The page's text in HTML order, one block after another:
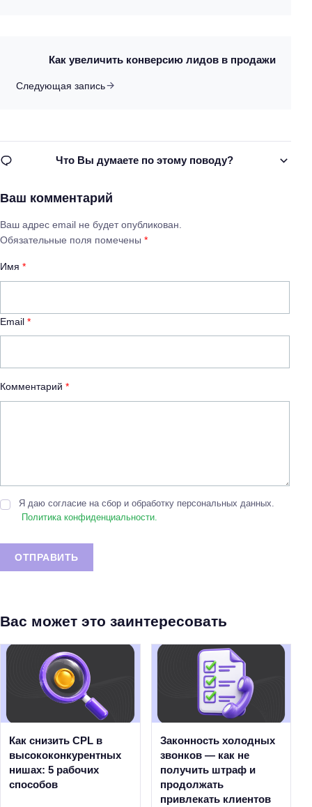
Как увеличить конверсию лидов в продажи
Следующая запись
Что Вы думаете по этому поводу?
Ваш комментарий
Ваш адрес email не будет опубликован.
Обязательные поля помечены *
Имя *
Email *
Комментарий *
Я даю согласие на сбор и обработку персональных данных.
Политика конфиденциальности.
ОТПРАВИТЬ
Вас может это заинтересовать
Как снизить CPL в
высококонкурентных
нишах: 5 рабочих
способов
Законность холодных
звонков — как не
получить штраф и
продолжать
привлекать клиентов